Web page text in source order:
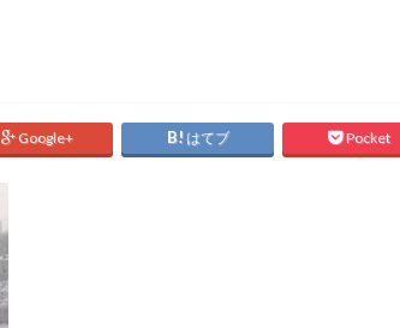
Google+ はてブ Pocket